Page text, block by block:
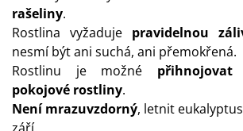
rašeliny.
Rostlina vyžaduje pravidelnou
nesmí být ani suchá, ani přemokřená.
Rostlinu je možné
pokojové rostliny.
Není mrazuvzdorný, letnit
září.